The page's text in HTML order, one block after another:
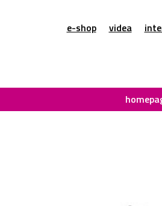
e-shop videa